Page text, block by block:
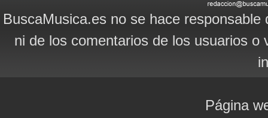
BuscaMusica.es no se hace
ni de los comentarios de los usuarios
Página